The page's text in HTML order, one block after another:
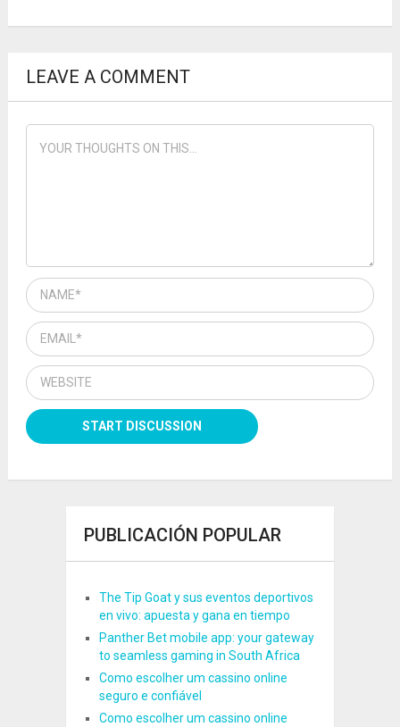
LEAVE A COMMENT
PUBLICACIÓN POPULAR
The Tip Goat y sus eventos deportivos
en vivo: apuesta y gana en tiempo
Panther Bet mobile app: your gateway
to seamless gaming in South Africa
Como escolher um cassino online
seguro e confiável
Como escolher um cassino online